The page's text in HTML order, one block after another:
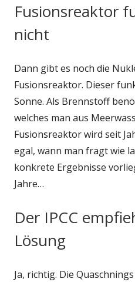
Fusionsreaktor
nicht
Dann gibt es noch die
Fusionsreaktor. Dieser
Sonne. Als Brennstoff
welches man aus
Fusionsreaktor wird seit
egal, wann man fragt wie
konkrete Ergebnisse
Jahre…
Der IPCC
Lösung
Ja, richtig. Die